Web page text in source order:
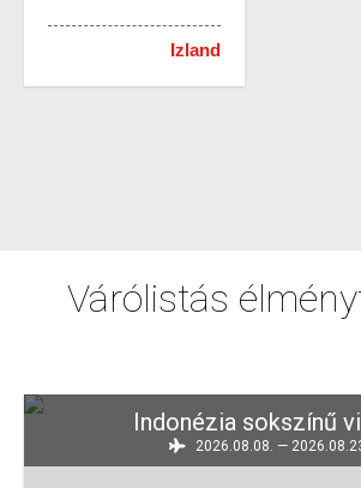
Izland
Várólistás
Indonézia sokszínű
2026.08.08. —